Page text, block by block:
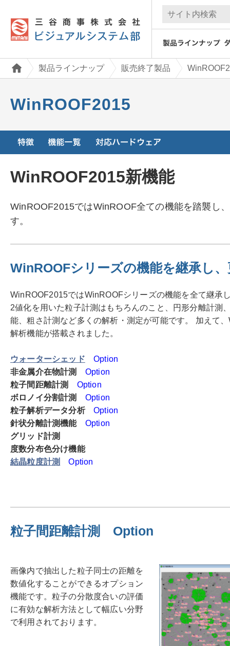
製品ラインナップ 販売終了製品
WinROOF2015
WinROOF2015新機能
WinROOF2015ではWinROOF全ての機能を踏襲し
す。
WinROOFシリーズの機能を継承し
WinROOF2015ではWinROOFシリーズの機能を全て継承
2値化を用いた粒子計測はもちろんのこと、円形分離計測
能、粗さ計測など多くの解析・測定が可能です。 加えて
解析機能が搭載されました。
ウォーターシェッド
Option
非金属介在物計測
Option
粒子間距離計測
Option
ボロノイ分割計測
Option
粒子解析データ分析
Option
針状分離計測機能
Option
グリッド計測
度数分布色分け機能
結晶粒度計測
Option
粒子間距離計測 Option
画像内で抽出した粒子同士の距離を
数値化することができるオプション
機能です。粒子の分散度合いの評価
に有効な解析方法として幅広い分野
で利用されております。